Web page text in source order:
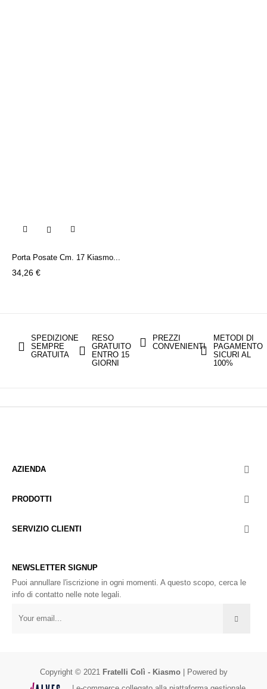

Porta Posate Cm. 17 Kiasmo...
Prezzo
34,26 €
SPEDIZIONE
SEMPRE
GRATUITA
RESO
GRATUITO
ENTRO 15
GIORNI
PREZZI
CONVENIENTI
METODI DI
PAGAMENTO
SICURI AL
100%
AZIENDA 
PRODOTTI 
SERVIZIO CLIENTI 
NEWSLETTER SIGNUP
Puoi annullare l'iscrizione in ogni momenti. A questo scopo, cerca le
info di contatto nelle note legali.
Copyright © 2021 Fratelli Colì - Kiasmo| Powered by